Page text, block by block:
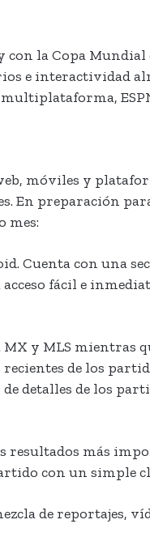
la Copa Mundial
e interactividad
móviles y
En preparación
mes:
Cuenta con una
fácil e
y MLS mientras
de los
detalles de los
resultados más
con un simple
de reportajes,